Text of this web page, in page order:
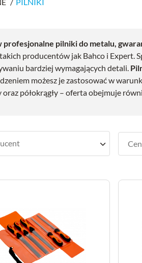
profesjonalne pilniki do metalu,
takich producentów jak Bahco i Expert.
bardziej wymagających detali.
możesz je zastosować w
oraz półokrągły – oferta obejmuje